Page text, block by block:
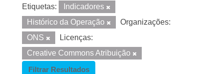
Etiquetas:
Indicadores
Histórico da Operação
Organizações:
ONS
Licenças:
Creative Commons Atribuição
Filtrar Resultados